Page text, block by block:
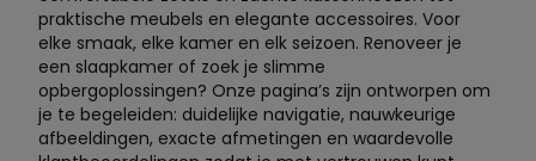
praktische meubels en elegante accessoires. Voor
elke smaak, elke kamer en elk seizoen. Renoveer je
een slaapkamer of zoek je slimme
opbergoplossingen? Onze pagina’s zijn ontworpen om
je te begeleiden: duidelijke navigatie, nauwkeurige
afbeeldingen, exacte afmetingen en waardevolle